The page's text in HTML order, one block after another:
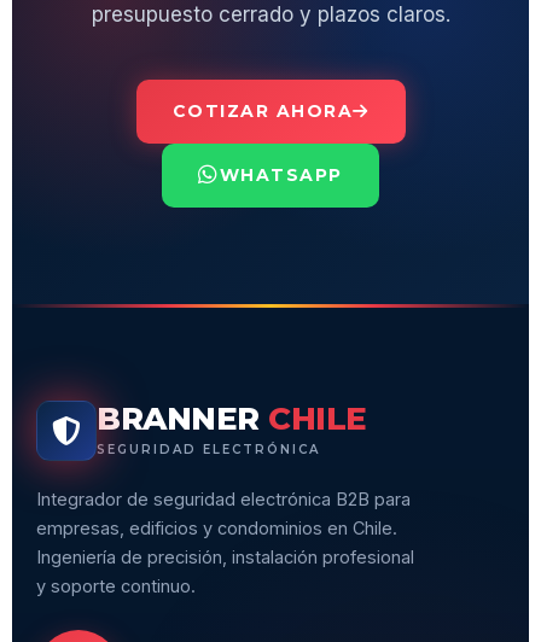
presupuesto cerrado y plazos claros.
COTIZAR AHORA
WHATSAPP
BRANNER CHILE
SEGURIDAD ELECTRÓNICA
Integrador de seguridad electrónica B2B para
empresas, edificios y condominios en Chile.
Ingeniería de precisión, instalación profesional
y soporte continuo.